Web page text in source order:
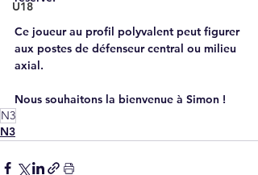
U18
Ce joueur au profil polyvalent peut figurer
aux postes de défenseur central ou milieu
axial.
Nous souhaitons la bienvenue à Simon !
N3
N3